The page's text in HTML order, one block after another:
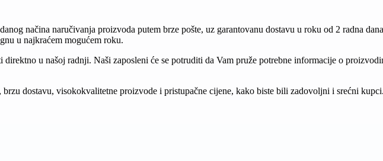
načina naručivanja proizvoda putem brze pošte, uz garantovanu dostavu u roku od 2 radna
u najkraćem mogućem roku.
u našoj radnji. Naši zaposleni će se potruditi da Vam pruže potrebne informacije o
dostavu, visokokvalitetne proizvode i pristupačne cijene, kako biste bili zadovoljni i srećni kupci.